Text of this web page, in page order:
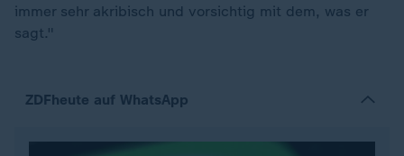
immer sehr akribisch und vorsichtig mit dem, was er
sagt."
ZDFheute auf WhatsApp